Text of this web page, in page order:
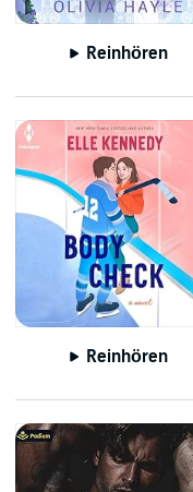
Reinhören
Reinhören